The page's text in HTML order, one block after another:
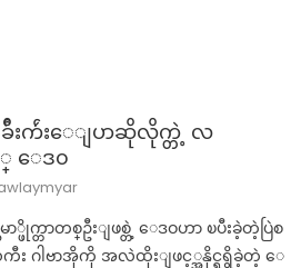
ခ်ီးက်ဴးေျပာဆိုလိုက္တဲ့ လ
ေဒ၀
က္တာတစ္ဦးျဖစ္တဲ့ ေဒဝဟာ ၿပီးခဲ့တဲ့ပြဲစ
ႀကီး ဂါဗာအိုကို အလဲထိုးျဖင့္အနိုင္ရရွိခဲ့တဲ့ ေ